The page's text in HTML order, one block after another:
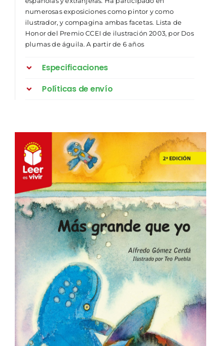
numerosas exposiciones como pintor y como
ilustrador, y compagina ambas facetas. Lista de
Honor del Premio CCEI de ilustración 2003, por Dos
plumas de águila. A partir de 6 años
Especificaciones
Políticas de envío